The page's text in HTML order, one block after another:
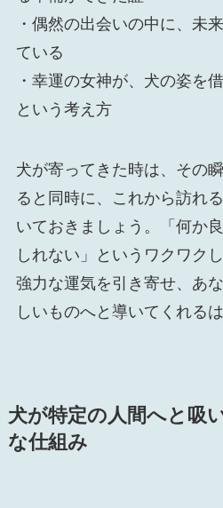
・偶然の出会いの中に、未
ている
・幸運の女神が、犬の姿を
という考え方
犬が寄ってきた時は、その
ると同時に、これから訪れ
いておきましょう。「何か
しれない」というワクワク
強力な運気を引き寄せ、あ
しいものへと導いてくれるは
犬が特定の人間へと吸
な仕組み